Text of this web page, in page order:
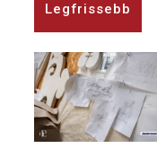
Legfrissebb